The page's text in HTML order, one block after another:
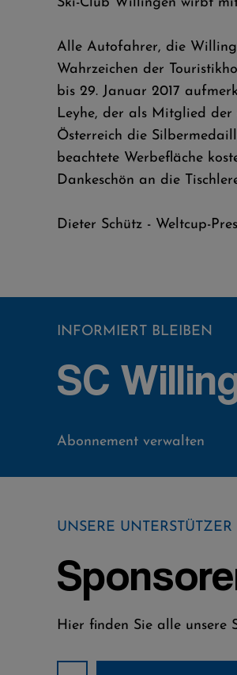
Alle Autofahrer, die
Wahrzeichen der
bis 29. Januar 2017
Leyhe, der als Mitglied
Österreich die
beachtete Werbefläche
Dankeschön an die
Dieter Schütz - Weltcup-
INFORMIERT BLEIBEN
SC
Abonnement verwalten
UNSERE UNTERSTÜTZER
Hier finden Sie alle unsere